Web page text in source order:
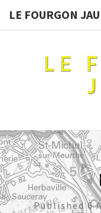
LE FOURGON
LE
Published6